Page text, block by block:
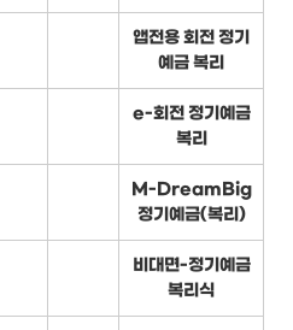
앱전용 회전 정기
예금 복리
e-회전 정기예금
복리
M-DreamBig
정기예금(복리)
비대면-정기예금
복리식